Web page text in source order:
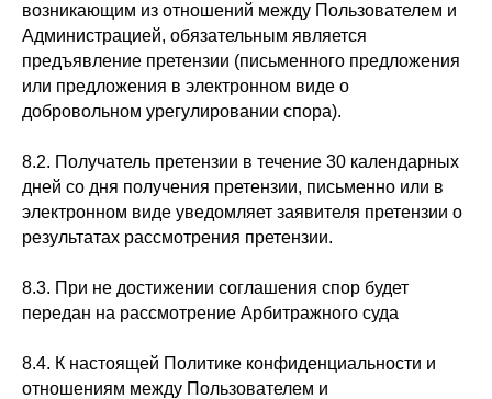
возникающим из отношений между Пользователем и
Администрацией, обязательным является
предъявление претензии (письменного предложения
или предложения в электронном виде о
добровольном урегулировании спора).
8.2. Получатель претензии в течение 30 календарных
дней со дня получения претензии, письменно или в
электронном виде уведомляет заявителя претензии о
результатах рассмотрения претензии.
8.3. При не достижении соглашения спор будет
передан на рассмотрение Арбитражного суда
8.4. К настоящей Политике конфиденциальности и
отношениям между Пользователем и